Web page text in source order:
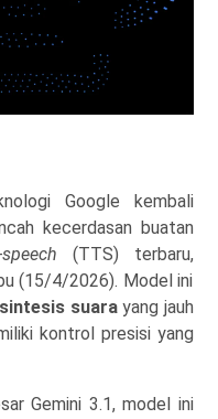
Google kembali
kecerdasan buatan
(TTS) terbaru,
(15/4/2026). Model ini
suarayang jauh
kontrol presisi yang
Gemini 3.1, model ini